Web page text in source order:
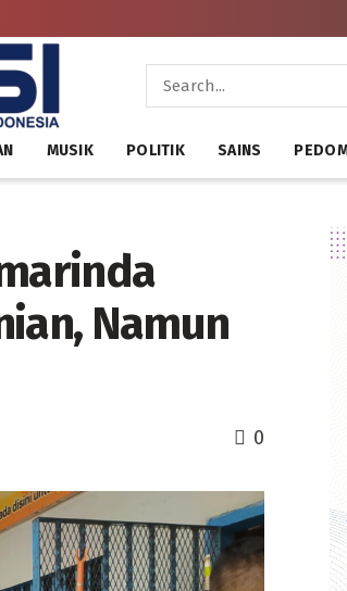
MUSIK POLITIK SAINS
Namun
0